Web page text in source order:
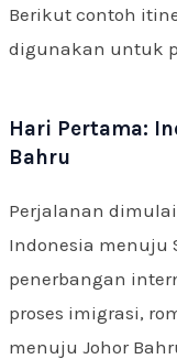
Berikut contoh
digunakan untuk
Hari Pertama:
Bahru
Perjalanan
Indonesia menuju
penerbangan
proses imigrasi,
menuju Johor